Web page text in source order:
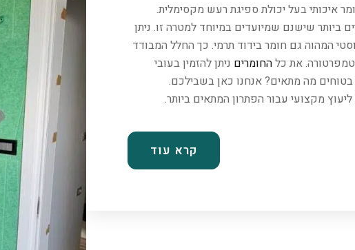
איכותי בעל יכולת ספיגת רעש מקסימלית.
ביותר שישנם שמיועדים במיוחד למטרה זו. ניתן
המהוה גם חומר בידוד תרמי. כך החלל המבודד
את כלהחומרים ניתן להזמין בעובי
בטוחים מה מתאים? אנחנו כאן בשבילכם.
קרא עוד